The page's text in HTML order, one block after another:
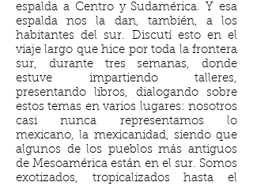
espalda a Centro y Sudamérica. Y esa
espalda nos la dan, también, a los
habitantes del sur. Discutí esto en el
viaje largo que hice por toda la frontera
sur, durante tres semanas, donde
estuve impartiendo talleres,
presentando libros, dialogando sobre
estos temas en varios lugares: nosotros
casi nunca representamos lo
mexicano, la mexicanidad, siendo que
algunos de los pueblos más antiguos
de Mesoamérica están en el sur. Somos
exotizados, tropicalizados hasta el